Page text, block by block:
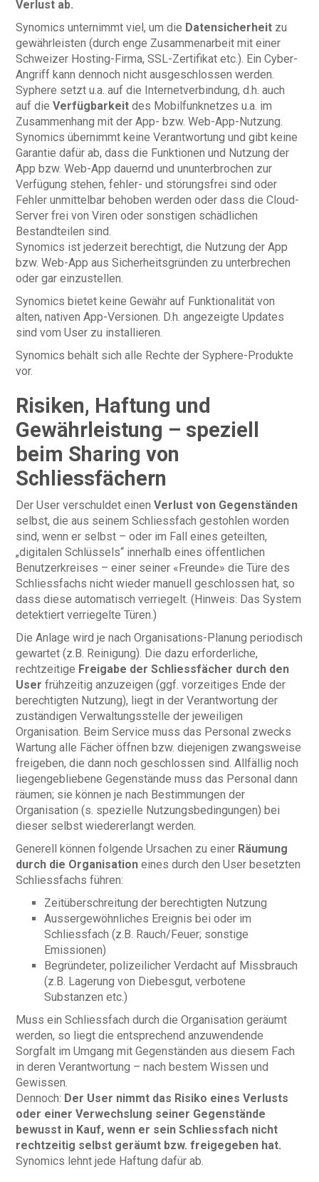
Verlust ab.
Synomics unternimmt viel, um die Datensicherheit zu
gewährleisten (durch enge Zusammenarbeit mit einer
Schweizer Hosting-Firma, SSL-Zertifikat etc.). Ein Cyber-
Angriff kann dennoch nicht ausgeschlossen werden.
Syphere setzt u.a. auf die Internetverbindung, d.h. auch
auf dieVerfügbarkeit des Mobilfunknetzes u.a. im
Zusammenhang mit der App- bzw. Web-App-Nutzung.
Synomics übernimmt keine Verantwortung und gibt keine
Garantie dafür ab, dass die Funktionen und Nutzung der
App bzw. Web-App dauernd und ununterbrochen zur
Verfügung stehen, fehler- und störungsfrei sind oder
Fehler unmittelbar behoben werden oder dass die Cloud-
Server frei von Viren oder sonstigen schädlichen
Bestandteilen sind.
Synomics ist jederzeit berechtigt, die Nutzung der App
bzw. Web-App aus Sicherheitsgründen zu unterbrechen
oder gar einzustellen.
Synomics bietet keine Gewähr auf Funktionalität von
alten, nativen App-Versionen. D.h. angezeigte Updates
sind vom User zu installieren.
Synomics behält sich alle Rechte der Syphere-Produkte
vor.
Risiken, Haftung und
Gewährleistung – speziell
beim Sharing von
Schliessfächern
Der User verschuldet einenVerlust von Gegenständen
selbst, die aus seinem Schliessfach gestohlen worden
sind, wenn er selbst – oder im Fall eines geteilten,
„digitalen Schlüssels“ innerhalb eines öffentlichen
Benutzerkreises – einer seiner «Freunde» die Türe des
Schliessfachs nicht wieder manuell geschlossen hat, so
dass diese automatisch verriegelt. (Hinweis: Das System
detektiert verriegelte Türen.)
Die Anlage wird je nach Organisations-Planung periodisch
gewartet (z.B. Reinigung). Die dazu erforderliche,
rechtzeitige Freigabe der Schliessfächer durch den
User frühzeitig anzuzeigen (ggf. vorzeitiges Ende der
berechtigten Nutzung), liegt in der Verantwortung der
zuständigen Verwaltungsstelle der jeweiligen
Organisation. Beim Service muss das Personal zwecks
Wartung alle Fächer öffnen bzw. diejenigen zwangsweise
freigeben, die dann noch geschlossen sind. Allfällig noch
liegengebliebene Gegenstände muss das Personal dann
räumen; sie können je nach Bestimmungen der
Organisation (s. spezielle Nutzungsbedingungen) bei
dieser selbst wiedererlangt werden.
Generell können folgende Ursachen zu einer Räumung
durch die Organisation eines durch den User besetzten
Schliessfachs führen:
Zeitüberschreitung der berechtigten Nutzung
Aussergewöhnliches Ereignis bei oder im
Schliessfach (z.B. Rauch/Feuer; sonstige
Emissionen)
Begründeter, polizeilicher Verdacht auf Missbrauch
(z.B. Lagerung von Diebesgut, verbotene
Substanzen etc.)
Muss ein Schliessfach durch die Organisation geräumt
werden, so liegt die entsprechend anzuwendende
Sorgfalt im Umgang mit Gegenständen aus diesem Fach
in deren Verantwortung – nach bestem Wissen und
Gewissen.
Dennoch: Der User nimmt das Risiko eines Verlusts
oder einer Verwechslung seiner Gegenstände
bewusst in Kauf, wenn er sein Schliessfach nicht
rechtzeitig selbst geräumt bzw. freigegeben hat.
Synomics lehnt jede Haftung dafür ab.